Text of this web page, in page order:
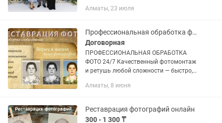
удаление лишних предметов,
Алматы, 23 июля
Профессиональная обработка фото 24/7 реставрация старых фото
Договорная
ПРОФЕССИОНАЛЬНАЯ ОБРАБОТКА
ФОТО 24/7 Качественный фотомонтаж
и ретушь любой сложности — быстро,
Каждое фото довожу до идеального
Алматы, 8 июня
Реставрация фотографий онлайн
300 - 1 300 ₸